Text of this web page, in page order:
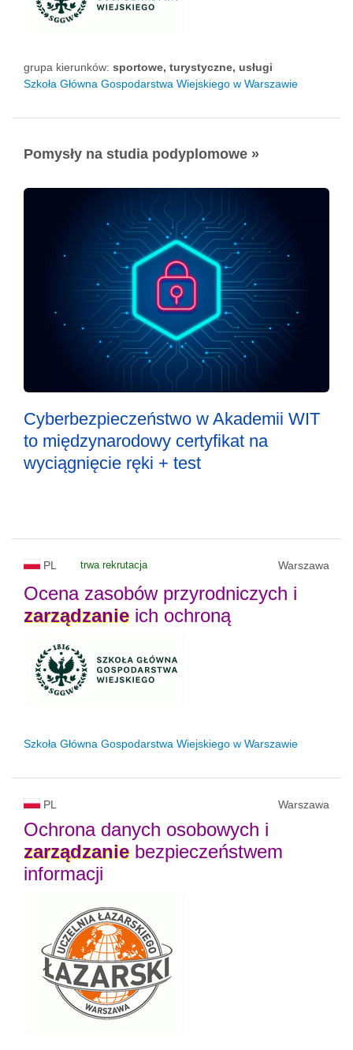
grupa kierunków: sportowe, turystyczne, usługi
Szkoła Główna Gospodarstwa Wiejskiego w Warszawie
Pomysły na studia podyplomowe »
Cyberbezpieczeństwo w Akademii WIT
to międzynarodowy certyfikat na
wyciągnięcie ręki + test
PL trwa rekrutacja Warszawa
Ocena zasobów przyrodniczych i
zarządzanieich ochroną
Szkoła Główna Gospodarstwa Wiejskiego w Warszawie
PL Warszawa
Ochrona danych osobowych i
zarządzaniebezpieczeństwem
informacji